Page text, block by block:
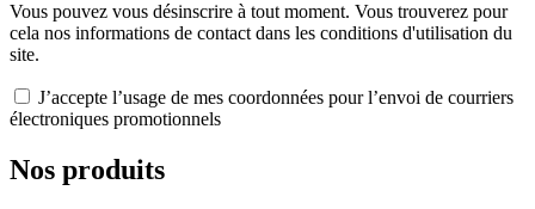
Vous pouvez vous désinscrire à tout moment. Vous trouverez pour
cela nos informations de contact dans les conditions d'utilisation du
site.
J’accepte l’usage de mes coordonnées pour l’envoi de courriers
électroniques promotionnels
Nos produits